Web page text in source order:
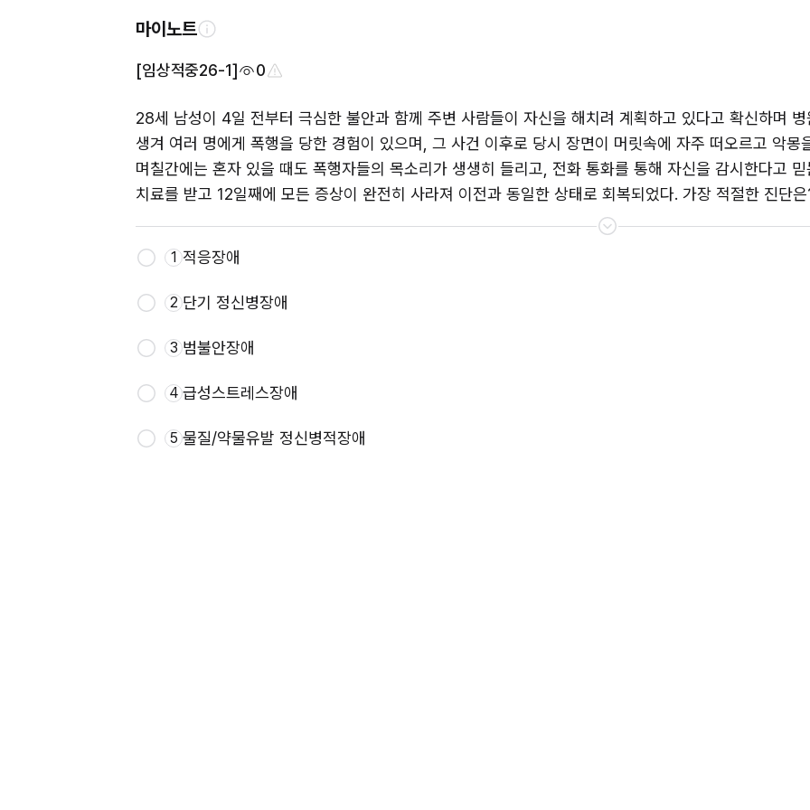
마이노트
[임상적중26-1] 0
28세 남성이 4일 전부터 극심한 불안과 함께 주변 사람들이 자신을 해치려 계획하고 있다고 확신하며
생겨 여러 명에게 폭행을 당한 경험이 있으며, 그 사건 이후로 당시 장면이 머릿속에 자주 떠오르고 악
며칠간에는 혼자 있을 때도 폭행자들의 목소리가 생생히 들리고, 전화 통화를 통해 자신을 감시한다고
치료를 받고 12일째에 모든 증상이 완전히 사라져 이전과 동일한 상태로 회복되었다. 가장 적절한 진단
1 적응장애
2 단기 정신병장애
3 범불안장애
4 급성스트레스장애
5 물질/약물유발 정신병적장애